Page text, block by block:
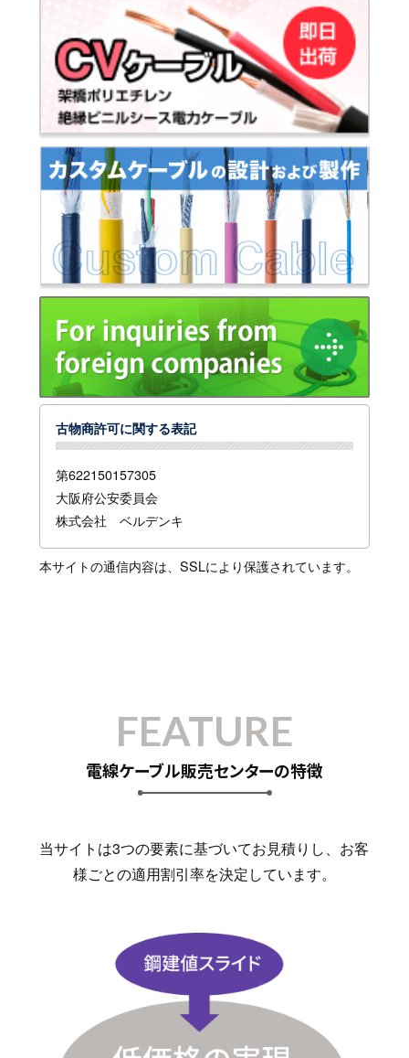
古物商許可に関する表記
第622150157305
大阪府公安委員会
株式会社 ベルデンキ
本サイトの通信内容は、SSLにより保護されています。
FEATURE
電線ケーブル販売センターの特徴
当サイトは3つの要素に基づいてお見積りし、お客
様ごとの適用割引率を決定しています。